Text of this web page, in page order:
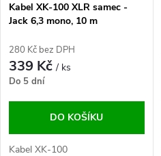
Kabel XK-100 XLR samec -
Jack 6,3 mono, 10 m
280 Kč bez DPH
339 Kč/ ks
Do 5 dní
DO KOŠÍKU
Kabel XK-100